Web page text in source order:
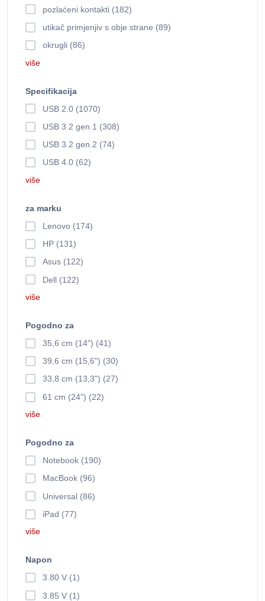
pozlaćeni kontakti (182)
utikač primjenjiv s obje strane (89)
okrugli (86)
više
Specifikacija
USB 2.0 (1070)
USB 3.2 gen.1 (308)
USB 3.2 gen.2 (74)
USB 4.0 (62)
više
za marku
Lenovo (174)
HP (131)
Asus (122)
Dell (122)
više
Pogodno za
35,6 cm (14") (41)
39,6 cm (15,6") (30)
33,8 cm (13,3") (27)
61 cm (24") (22)
više
Pogodno za
Notebook (190)
MacBook (96)
Universal (86)
iPad (77)
više
Napon
3.80 V (1)
3.85 V (1)